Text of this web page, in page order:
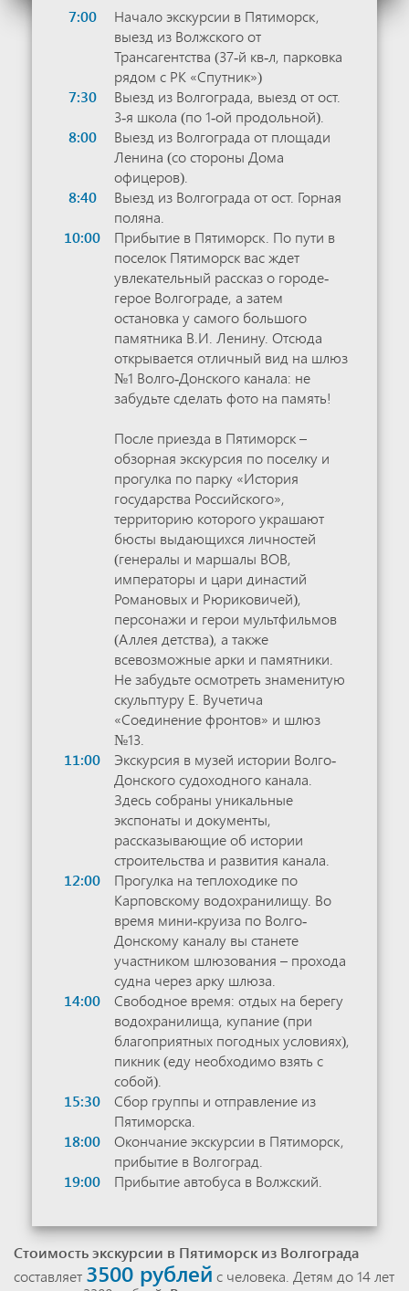
7:00
Начало экскурсии в Пятиморск,
выезд из Волжского от
Трансагентства (37-й кв-л, парковка
рядом с РК «Спутник»)
7:30
Выезд из Волгограда, выезд от ост.
3-я школа (по 1-ой продольной).
8:00
Выезд из Волгограда от площади
Ленина (со стороны Дома
офицеров).
8:40
Выезд из Волгограда от ост. Горная
поляна.
10:00
Прибытие в Пятиморск. По пути в
поселок Пятиморск вас ждет
увлекательный рассказ о городе-
герое Волгограде, а затем
остановка у самого большого
памятника В.И. Ленину. Отсюда
открывается отличный вид на шлюз
№1 Волго-Донского канала: не
забудьте сделать фото на память!
После приезда в Пятиморск –
обзорная экскурсия по поселку и
прогулка по парку «История
государства Российского»,
территорию которого украшают
бюсты выдающихся личностей
(генералы и маршалы ВОВ,
императоры и цари династий
Романовых и Рюриковичей),
персонажи и герои мультфильмов
(Аллея детства), а также
всевозможные арки и памятники.
Не забудьте осмотреть знаменитую
скульптуру Е. Вучетича
«Соединение фронтов» и шлюз
№13.
11:00
Экскурсия в музей истории Волго-
Донского судоходного канала.
Здесь собраны уникальные
экспонаты и документы,
рассказывающие об истории
строительства и развития канала.
12:00
Прогулка на теплоходике по
Карповскому водохранилищу. Во
время мини-круиза по Волго-
Донскому каналу вы станете
участником шлюзования – прохода
судна через арку шлюза.
14:00
Свободное время: отдых на берегу
водохранилища, купание (при
благоприятных погодных условиях),
пикник (еду необходимо взять с
собой).
15:30
Сбор группы и отправление из
Пятиморска.
18:00
Окончание экскурсии в Пятиморск,
прибытие в Волгоград.
19:00
Прибытие автобуса в Волжский.
Стоимость экскурсии в Пятиморск из Волгограда
составляет 3500 рублей с человека. Детям до 14 лет